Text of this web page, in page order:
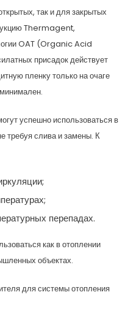
так и для закрытых
Thermagent,
OAT (Organic Acid
присадок действует
пленку только на очаге
успешно использоваться в
требуя слива и замены. К
перепадах.
как в отоплении
объектах.